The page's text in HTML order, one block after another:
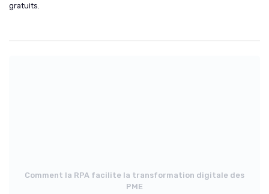
gratuits.
Comment la RPA facilite la transformation digitale des
PME